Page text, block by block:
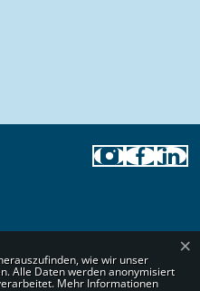
wie wir unser
Alle Daten werden anonymisiert
Mehr Informationen
×